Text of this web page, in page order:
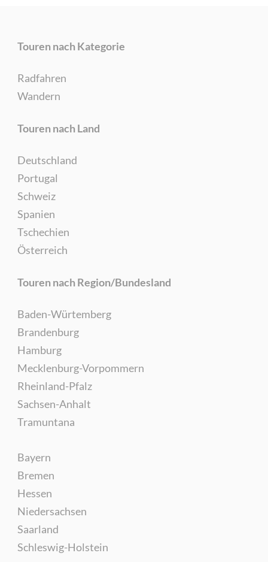
Touren nach Kategorie
Radfahren
Wandern
Touren nach Land
Deutschland
Portugal
Schweiz
Spanien
Tschechien
Österreich
Touren nach Region/Bundesland
Baden-Würtemberg
Brandenburg
Hamburg
Mecklenburg-Vorpommern
Rheinland-Pfalz
Sachsen-Anhalt
Tramuntana
Bayern
Bremen
Hessen
Niedersachsen
Saarland
Schleswig-Holstein